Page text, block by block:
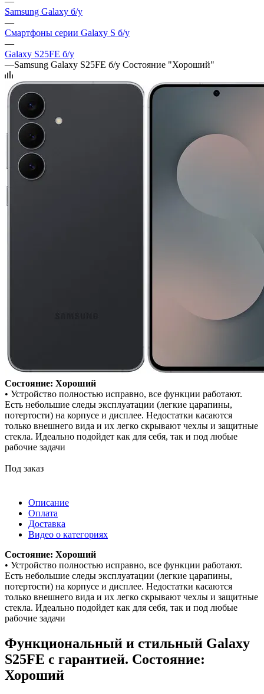
Samsung Galaxy б/у
—
Смартфоны серии Galaxy S б/у
—
Galaxy S25FE б/у
—Samsung Galaxy S25FE б/у Состояние "Хороший"
Состояние: Хороший
• Устройство полностью исправно, все функции работают.
Есть небольшие следы эксплуатации (легкие царапины,
потертости) на корпусе и дисплее. Недостатки касаются
только внешнего вида и их легко скрывают чехлы и защитные
стекла. Идеально подойдет как для себя, так и под любые
рабочие задачи
Под заказ
Описание
Оплата
Доставка
Видео о категориях
Состояние: Хороший
• Устройство полностью исправно, все функции работают.
Есть небольшие следы эксплуатации (легкие царапины,
потертости) на корпусе и дисплее. Недостатки касаются
только внешнего вида и их легко скрывают чехлы и защитные
стекла. Идеально подойдет как для себя, так и под любые
рабочие задачи
Функциональный и стильный Galaxy
S25FE с гарантией. Состояние:
Хороший